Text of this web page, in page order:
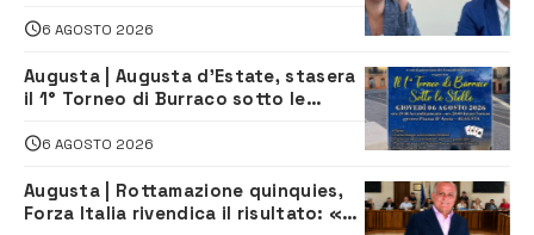
6 AGOSTO 2026
Augusta | Augusta d’Estate, stasera
il 1° Torneo di Burraco sotto le
6 AGOSTO 2026
Augusta | Rottamazione quinquies,
Forza Italia rivendica il risultato: «La